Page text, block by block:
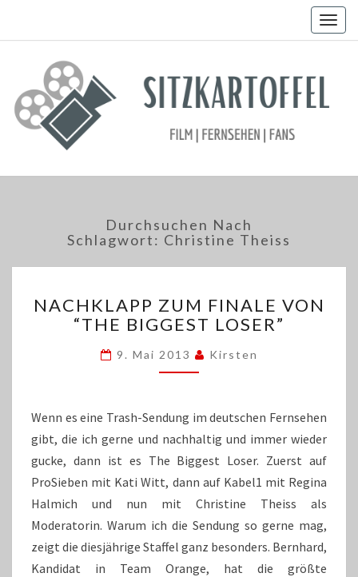
Durchsuchen Nach
Schlagwort: Christine Theiss
ZUM
FINALE
“THE
BIGGEST
NACHKLAPP ZUM FINALE VON
“THE BIGGEST LOSER”
9. Mai 2013 Kirsten
Wenn es eine Trash-Sendung im deutschen Fernsehen
gibt, die ich gerne und nachhaltig und immer wieder
gucke, dann ist es The Biggest Loser. Zuerst auf
ProSieben mit Kati Witt, dann auf Kabel1 mit Regina
Halmich und nun mit Christine Theiss als
Moderatorin. Warum ich die Sendung so gerne mag,
zeigt die diesjährige Staffel ganz besonders. Bernhard,
Kandidat in Team Orange, hat die größte